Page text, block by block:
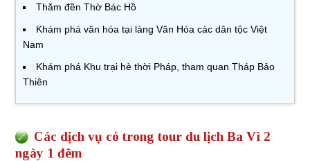
Thăm đền Thờ Bác Hồ
Khám phá văn hóa tại làng Văn Hóa các dân tộc Việt
Nam
Khám phá Khu trại hè thời Pháp, tham quan Tháp Bảo
Thiên
Các dịch vụ có trong tour du lịch Ba Vì 2
ngày 1 đêm